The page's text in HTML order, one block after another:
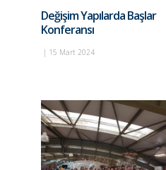
Değişim Yapılarda Başlar
Konferansı
| 15 Mart 2024